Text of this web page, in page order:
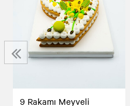
9 Rakamı Meyveli
‹